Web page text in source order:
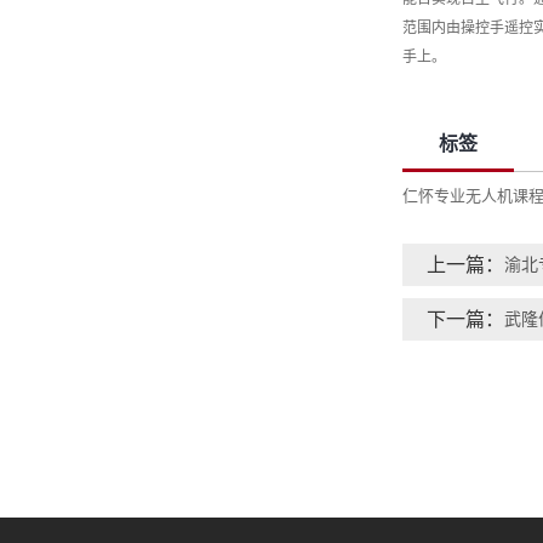
范围内由操控手遥控
手上。
标签
仁怀专业无人机课
上一篇： 渝北
下一篇： 武隆